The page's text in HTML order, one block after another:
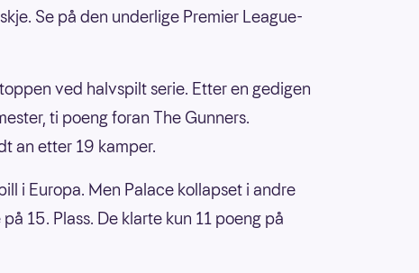
Se på den underlige Premier League-
ved halvspilt serie. Etter en gedigen
ti poeng foran The Gunners.
an etter 19 kamper.
i Europa. Men Palace kollapset i andre
15. Plass. De klarte kun 11 poeng på